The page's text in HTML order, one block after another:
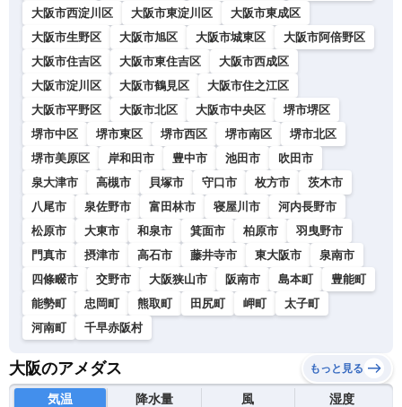
大阪市西淀川区
大阪市東淀川区
大阪市東成区
大阪市生野区
大阪市旭区 大阪市城東区
大阪市阿倍野区
大阪市住吉区
大阪市東住吉区
大阪市西成区
大阪市淀川区
大阪市鶴見区
大阪市住之江区
大阪市平野区
大阪市北区 大阪市中央区
堺市堺区
堺市中区
堺市東区 堺市西区 堺市南区
堺市北区
堺市美原区
岸和田市 豊中市 池田市
吹田市
泉大津市
高槻市 貝塚市 守口市 枚方市
茨木市
八尾市
泉佐野市 富田林市 寝屋川市
河内長野市
松原市
大東市 和泉市 箕面市 柏原市
羽曳野市
門真市
摂津市 高石市 藤井寺市 東大阪市
泉南市
四條畷市
交野市 大阪狭山市 阪南市 島本町
豊能町
能勢町
忠岡町 熊取町 田尻町 岬町
太子町
河南町
千早赤阪村
大阪のアメダス もっと見る
気温 降水量 風 湿度